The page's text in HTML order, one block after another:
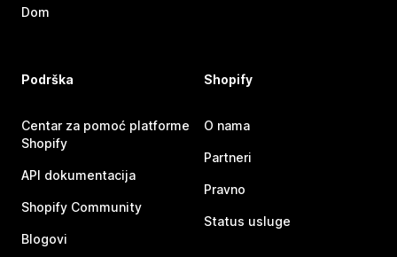
Dom
Podrška
Centar za pomoć platforme
Shopify
API dokumentacija
Shopify Community
Blogovi
Shopify
O nama
Partneri
Pravno
Status usluge